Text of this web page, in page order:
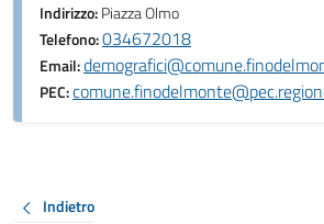
Indirizzo:Piazza Olmo
Telefono:034672018
Email:
PEC:
Indietro